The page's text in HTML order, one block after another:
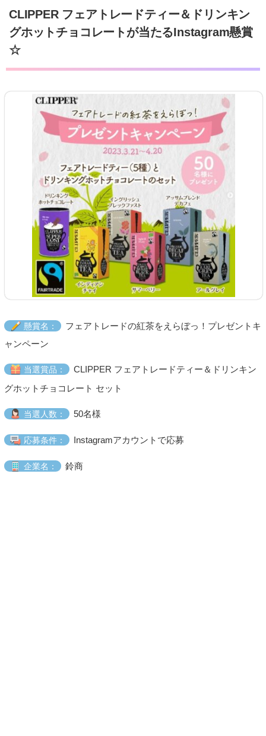
CLIPPER フェアトレードティー＆ドリンキン
グホットチョコレートが当たるInstagram懸賞
☆
懸賞名：
フェアトレードの紅茶をえらぼっ！プレゼントキ
ャンペーン
当選賞品：
CLIPPER フェアトレードティー＆ドリンキン
グホットチョコレート セット
当選人数： 50名様
応募条件： Instagramアカウントで応募
企業名： 鈴商